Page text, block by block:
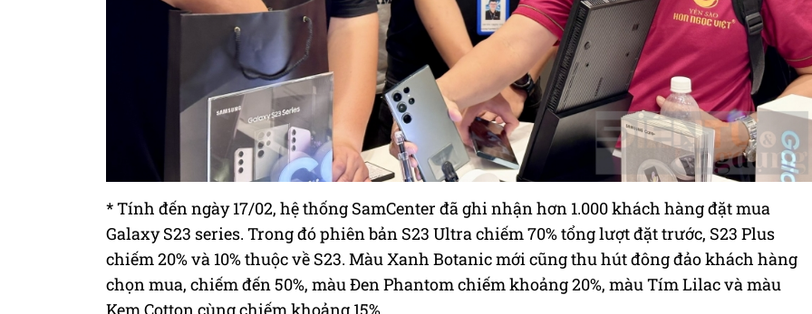
* Tính đến ngày 17/02, hệ thống SamCenter đã ghi nhận hơn 1.000 khách hàng đặt mua
Galaxy S23 series. Trong đó phiên bản S23 Ultra chiếm 70% tổng lượt đặt trước, S23 Plus
chiếm 20% và 10% thuộc về S23. Màu Xanh Botanic mới cũng thu hút đông đảo khách hàng
chọn mua, chiếm đến 50%, màu Đen Phantom chiếm khoảng 20%, màu Tím Lilac và màu
Kem Cotton cùng chiếm khoảng 15%.